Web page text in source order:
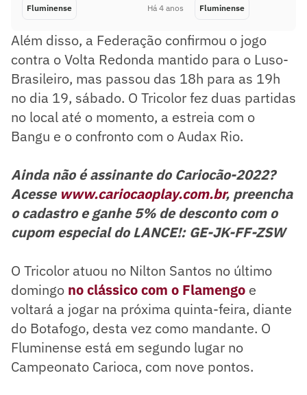
Fluminense Há 4 anos Fluminense
Além disso, a Federação confirmou o jogo
contra o Volta Redonda mantido para o Luso-
Brasileiro, mas passou das 18h para as 19h
no dia 19, sábado. O Tricolor fez duas partidas
no local até o momento, a estreia com o
Bangu e o confronto com o Audax Rio.
Ainda não é assinante do Cariocão-2022?
Acesse www.cariocaoplay.com.br, preencha
o cadastro e ganhe 5% de desconto com o
cupom especial do LANCE!: GE-JK-FF-ZSW
O Tricolor atuou no Nilton Santos no último
domingo no clássico com o Flamengo e
voltará a jogar na próxima quinta-feira, diante
do Botafogo, desta vez como mandante. O
Fluminense está em segundo lugar no
Campeonato Carioca, com nove pontos.